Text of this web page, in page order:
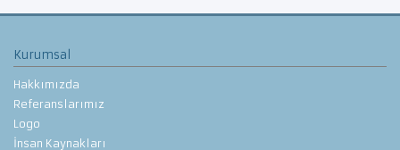
Kurumsal
Hakkımızda
Referanslarımız
Logo
İnsan Kaynakları